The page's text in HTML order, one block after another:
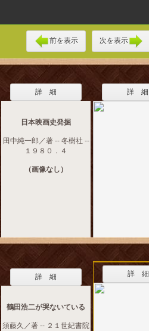
前を表示 次を表示
詳 細
日本映画史発掘
田中純一郎／著 -- 冬樹社 --
１９８０．４
（画像なし）
詳 細
詳 細
鶴田浩二が哭ないている
須藤久／著 -- ２１世紀書院
詳 細